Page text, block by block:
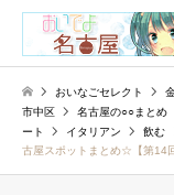
おいなごセレクト
市中区
名古屋の○○まとめ
ート
イタリアン 飲む
古屋スポットまとめ☆【第14